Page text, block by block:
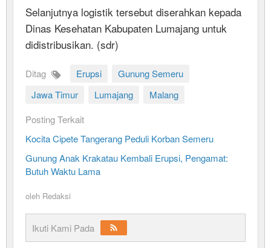
Selanjutnya logistik tersebut diserahkan kepada
Dinas Kesehatan Kabupaten Lumajang untuk
didistribusikan. (sdr)
Ditag Erupsi
Gunung Semeru
Jawa Timur
Lumajang
Malang
Posting Terkait
Kocita Cipete Tangerang Peduli Korban Semeru
Gunung Anak Krakatau Kembali Erupsi, Pengamat:
Butuh Waktu Lama
oleh Redaksi
Ikuti Kami Pada